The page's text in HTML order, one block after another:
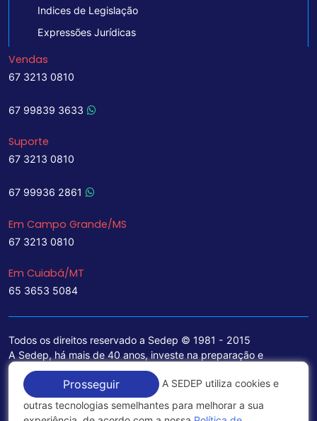
Indices de Legislação
Expressões Jurídicas
Vendas
67 3213 0810
67 99839 3633
Suporte
67 3213 0810
67 99936 2861
Em Campo Grande/MS
67 3213 0810
Em Cuiabá/MT
65 3653 5084
Todos os direitos reservado a Sedep © 1981 - 2015
A Sedep, há mais de 40 anos, investe na preparação e
treinamento de funcionários e na aquisição de tecnologia de
ponta para a ampliação de seu portfólio de serviços voltados
para a área jurídica, que contemplam informações seguras e
excelentes soluções empresariais.
Prosseguir
A SEDEP utiliza cookies e
outras tecnologias semelhantes para melhorar a sua